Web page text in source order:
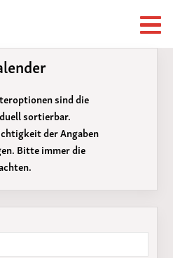
sind die
sortierbar.
der Angaben
Bitte immer die